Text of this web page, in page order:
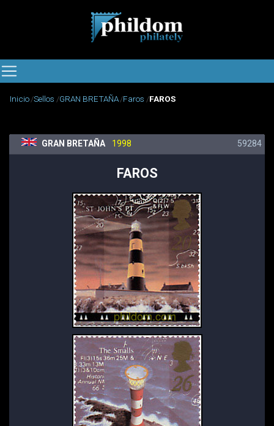
Inicio Sellos GRAN BRETAÑA Faros FAROS
GRAN BRETAÑA 1998 59284
FAROS